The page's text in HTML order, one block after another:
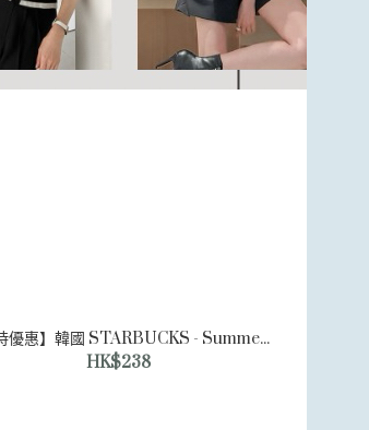
【限時優惠】韓國 STARBUCKS - Summer Badge Glass 徽章玻璃杯 414ml
HK$238